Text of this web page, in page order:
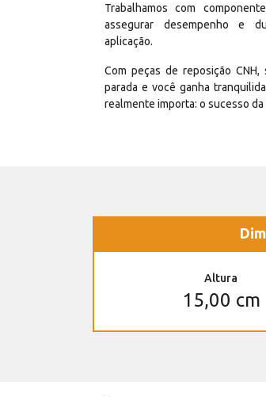
Trabalhamos com
assegurar desempenho e
aplicação.
Com peças de reposição CNH,
parada e você ganha
realmente importa: o sucesso da
Altura
15,00 cm